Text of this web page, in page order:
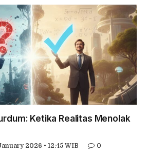
Ketika Realitas Menolak
2026 • 12:45 WIB 0